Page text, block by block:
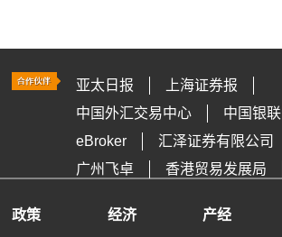
亚太日报
上海证券报
中国外汇交易中心
中国银联
eBroker
汇泽证券有限公司
广州飞卓
香港贸易发展局
政策 经济 产经